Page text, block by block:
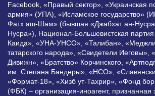
Facebook, «Правый сектор», «Украинская
армия» (УПА), «Исламское государство»
Фатх аш-Шам» (бывшая «Джабхат ан-
Нусра»), Национал-Большевистская
Каида», «УНА-УНСО», «Талибан»,
татарского народа», «Свидетели Иеговы»,
Дивижн», «Братство» Корчинского,
им. Степана Бандеры», «НСО»,
«Формат-18», «Хизб ут-Тахрир», «Фонд
(ФБК) – организация-иноагент, признанная